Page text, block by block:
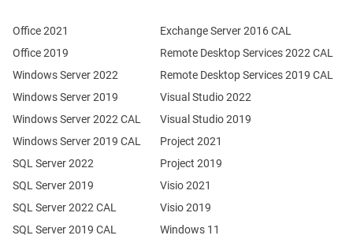
Office 2021
Office 2019
Windows Server 2022
Windows Server 2019
SQL Server 2022
SQL Server 2019
Windows Server 2022 CAL
Windows Server 2019 CAL
SQL Server 2022 CAL
SQL Server 2019 CAL
Remote Desktop Services 2022 CAL
Remote Desktop Services 2019 CAL
Exchange Server 2016 CAL
Visual Studio 2022
Visual Studio 2019
Project 2021
Project 2019
Visio 2021
Visio 2019
Windows 11